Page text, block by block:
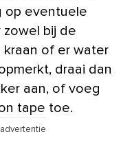
op eventuele
zowel bij de
of er water
draai dan
aan, of voeg
tape toe.